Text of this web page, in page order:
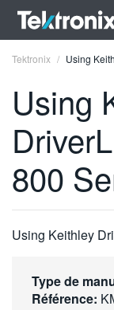
ENGLISH
FRANÇAIS
VIỆT NAM
简体中文
Tektronix Using
Using
800
Using Keithley
Type de
Référence: